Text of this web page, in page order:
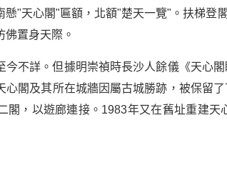
懸"天心閣"匾額，北額"楚天一覽"。扶梯登
佛置身天際。
今不詳。但據明崇禎時長沙人餘儀《天心
心閣及其所在城牆因屬古城勝跡，被保留
閣，以遊廊連接。1983年又在舊址重建